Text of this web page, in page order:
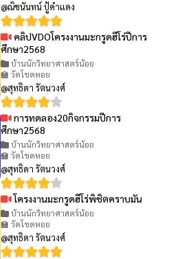
@ณิชนันทน์ ปู้คำแดง
คลิปVDOโครงงานมะกรูดฮีโร่ปีการ
ศึกษา2568
บ้านนักวิทยาศาสตร์น้อย
🏫 วัดโขดหอย
@สุทธิดา รัตนวงศ์
การทดลอง20กิจกรรมปีการ
ศึกษา2568
บ้านนักวิทยาศาสตร์น้อย
🏫 วัดโขดหอย
@สุทธิดา รัตนวงศ์
โครงงานมะกรูดฮีโร่พิชิตคราบมัน
บ้านนักวิทยาศาสตร์น้อย
🏫 วัดโขดหอย
@สุทธิดา รัตนวงศ์